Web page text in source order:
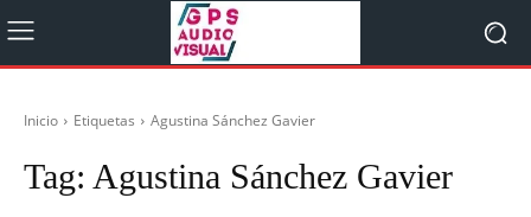
Inicio Etiquetas Agustina Sánchez Gavier
Tag: Agustina Sánchez Gavier